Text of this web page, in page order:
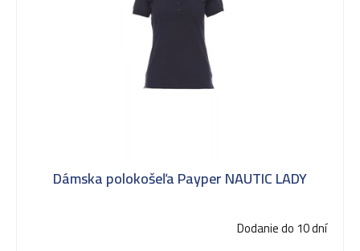
Dámska polokošeľa Payper NAUTIC LADY
Dodanie do 10 dní